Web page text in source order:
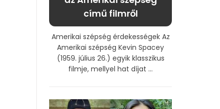
című filmről
Amerikai szépség érdekességek Az
Amerikai szépség Kevin Spacey
(1959. július 26.) egyik klasszikus
filmje, mellyel hat díjat ...